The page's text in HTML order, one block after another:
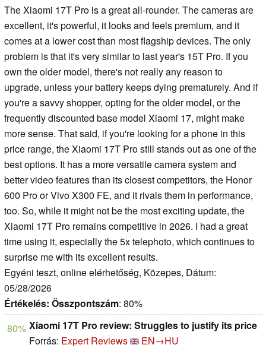
The Xiaomi 17T Pro is a great all-rounder. The cameras are
excellent, it's powerful, it looks and feels premium, and it
comes at a lower cost than most flagship devices. The only
problem is that it's very similar to last year's 15T Pro. If you
own the older model, there's not really any reason to
upgrade, unless your battery keeps dying prematurely. And if
you're a savvy shopper, opting for the older model, or the
frequently discounted base model Xiaomi 17, might make
more sense. That said, if you're looking for a phone in this
price range, the Xiaomi 17T Pro still stands out as one of the
best options. It has a more versatile camera system and
better video features than its closest competitors, the Honor
600 Pro or Vivo X300 FE, and it rivals them in performance,
too. So, while it might not be the most exciting update, the
Xiaomi 17T Pro remains competitive in 2026. I had a great
time using it, especially the 5x telephoto, which continues to
surprise me with its excellent results.
Egyéni teszt, online elérhetőség, Közepes, Dátum:
05/28/2026
Értékelés: Összpontszám: 80%
80% Xiaomi 17T Pro review: Struggles to justify its price
Forrás: Expert Reviews
EN→HU